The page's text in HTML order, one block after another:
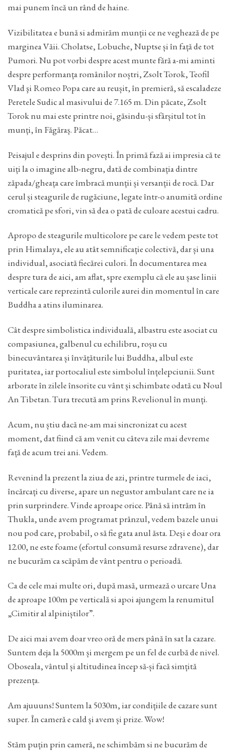
mai punem încă un rând de haine.
Vizibilitatea e bună si admirăm munții ce ne veghează de pe
marginea Văii. Cholatse, Lobuche, Nuptse și în față de tot
Pumori. Nu pot vorbi despre acest munte fără a-mi aminti
despre performanța românilor noștri, Zsolt Torok, Teofil
Vlad şi Romeo Popa care au reușit, în premieră, să escaladeze
Peretele Sudic al masivului de 7.165 m. Din păcate, Zsolt
Torok nu mai este printre noi, găsindu-și sfârșitul tot în
munți, în Făgăraș. Păcat…
Peisajul e desprins din povești. În primă fază ai impresia că te
uiți la o imagine alb-negru, dată de combinația dintre
zăpada/gheața care îmbracă munții și versanții de rocă. Dar
cerul și steagurile de rugăciune, legate într-o anumită ordine
cromatică pe sfori, vin să dea o pată de culoare acestui cadru.
Apropo de steagurile multicolore pe care le vedem peste tot
prin Himalaya, ele au atât semnificație colectivă, dar și una
individual, asociată fiecărei culori. În documentarea mea
despre tura de aici, am aflat, spre exemplu că ele au șase linii
verticale care reprezintă culorile aurei din momentul în care
Buddha a atins iluminarea.
Cât despre simbolistica individuală, albastru este asociat cu
compasiunea, galbenul cu echilibru, roșu cu
binecuvântarea și învățăturile lui Buddha, albul este
puritatea, iar portocaliul este simbolul înțelepciunii. Sunt
arborate în zilele însorite cu vânt și schimbate odată cu Noul
An Tibetan. Tura trecută am prins Revelionul în munți.
Acum, nu știu dacă ne-am mai sincronizat cu acest
moment, dat fiind că am venit cu câteva zile mai devreme
față de acum trei ani. Vedem.
Revenind la prezent la ziua de azi, printre turmele de iaci,
încărcați cu diverse, apare un negustor ambulant care ne ia
prin surprindere. Vinde aproape orice. Până să intrăm în
Thukla, unde avem programat prânzul, vedem bazele unui
nou pod care, probabil, o să fie gata anul ăsta. Deși e doar ora
12.00, ne este foame (efortul consumă resurse zdravene), dar
ne bucurăm ca scăpăm de vânt pentru o perioadă.
Ca de cele mai multe ori, după masă, urmează o urcare Una
de aproape 100m pe verticală si apoi ajungem la renumitul
„Cimitir al alpiniștilor”.
De aici mai avem doar vreo oră de mers până în sat la cazare.
Suntem deja la 5000m și mergem pe un fel de curbă de nivel.
Oboseala, vântul și altitudinea încep să-și facă simțită
prezența.
Am ajuuuns! Suntem la 5030m, iar condițiile de cazare sunt
super. În cameră e cald și avem și prize. Wow!
Stăm puțin prin cameră, ne schimbăm si ne bucurăm de